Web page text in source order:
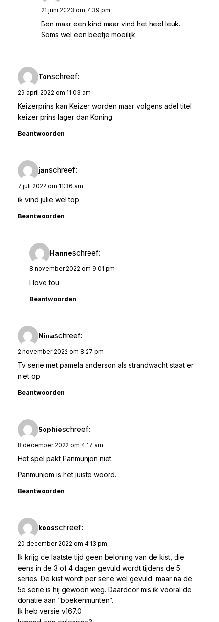
21 juni 2023 om 7:39 pm
Ben maar een kind maar vind het heel leuk.
Soms wel een beetje moeilijk
Tonschreef:
29 april 2022 om 11:03 am
Keizerprins kan Keizer worden maar volgens adel titel
keizer prins lager dan Koning
Beantwoorden
janschreef:
7 juli 2022 om 11:36 am
ik vind julie wel top
Beantwoorden
Hanneschreef:
8 november 2022 om 9:01 pm
I love tou
Beantwoorden
Ninaschreef:
2 november 2022 om 8:27 pm
Tv serie met pamela anderson als strandwacht staat er
niet op
Beantwoorden
Sophieschreef:
8 december 2022 om 4:17 am
Het spel pakt Panmunjon niet.
Panmunjom is het juiste woord.
Beantwoorden
koosschreef:
20 december 2022 om 4:13 pm
Ik krijg de laatste tijd geen beloning van de kist, die
eens in de 3 of 4 dagen gevuld wordt tijdens de 5
series. De kist wordt per serie wel gevuld, maar na de
5e serie is hij gewoon weg. Daardoor mis ik vooral de
donatie aan “boekenmunten”.
Ik heb versie v167.0